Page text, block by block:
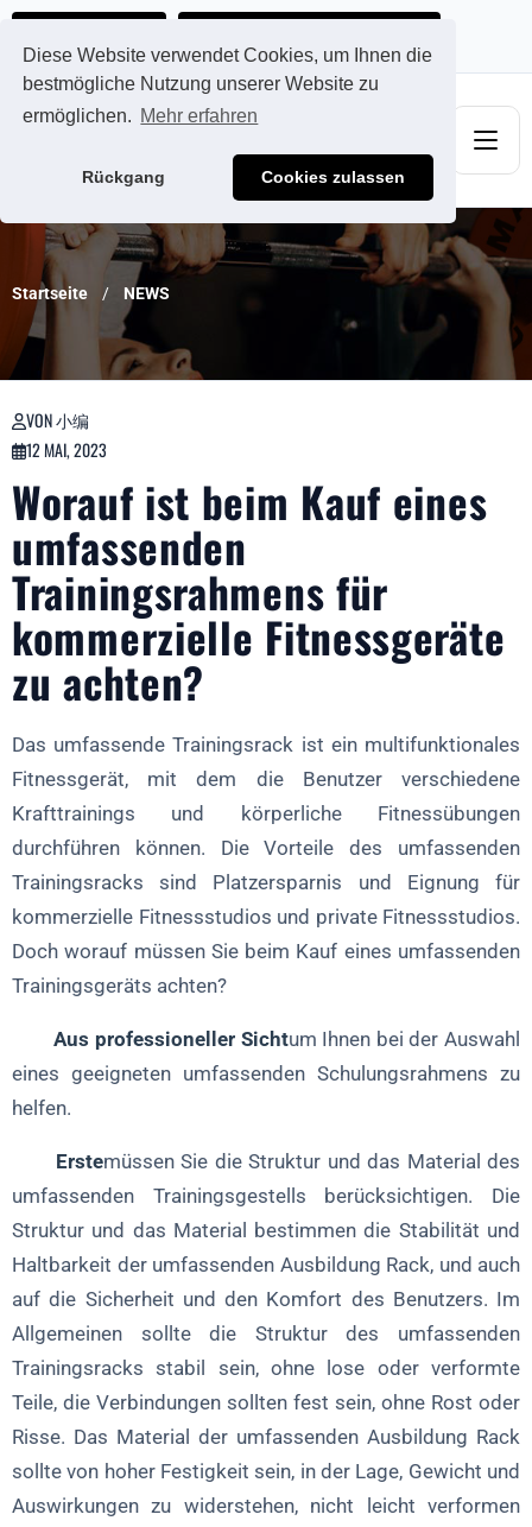
Diese Website verwendet Cookies, um Ihnen die
bestmögliche Nutzung unserer Website zu
ermöglichen. Mehr erfahren
Rückgang Cookies zulassen
Startseite NEWS
VON 小编
12 MAI, 2023
Worauf ist beim Kauf eines
umfassenden
Trainingsrahmens für
kommerzielle Fitnessgeräte
zu achten?
Das umfassende Trainingsrack ist ein multifunktionales
Fitnessgerät, mit dem die Benutzer verschiedene
Krafttrainings und körperliche Fitnessübungen
durchführen können. Die Vorteile des umfassenden
Trainingsracks sind Platzersparnis und Eignung für
kommerzielle Fitnessstudios und private Fitnessstudios.
Doch worauf müssen Sie beim Kauf eines umfassenden
Trainingsgeräts achten?
Aus professioneller Sichtum Ihnen bei der Auswahl
eines geeigneten umfassenden Schulungsrahmens zu
helfen.
Erstemüssen Sie die Struktur und das Material des
umfassenden Trainingsgestells berücksichtigen. Die
Struktur und das Material bestimmen die Stabilität und
Haltbarkeit der umfassenden Ausbildung Rack, und auch
auf die Sicherheit und den Komfort des Benutzers. Im
Allgemeinen sollte die Struktur des umfassenden
Trainingsracks stabil sein, ohne lose oder verformte
Teile, die Verbindungen sollten fest sein, ohne Rost oder
Risse. Das Material der umfassenden Ausbildung Rack
sollte von hoher Festigkeit sein, in der Lage, Gewicht und
Auswirkungen zu widerstehen, nicht leicht verformen